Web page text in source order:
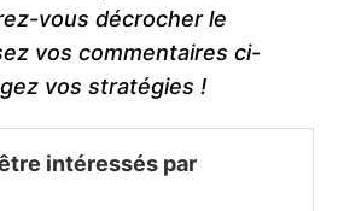
vous décrocher le
vos commentaires ci-
vos stratégies !
intéressés par